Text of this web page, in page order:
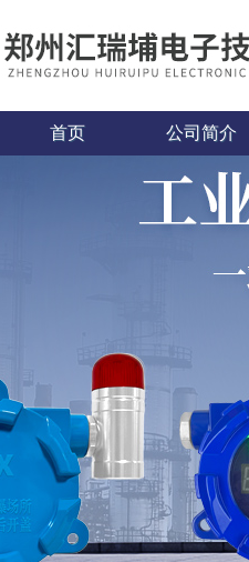
首页 公司简介